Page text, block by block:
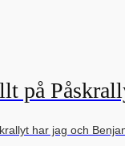
på
har jag och